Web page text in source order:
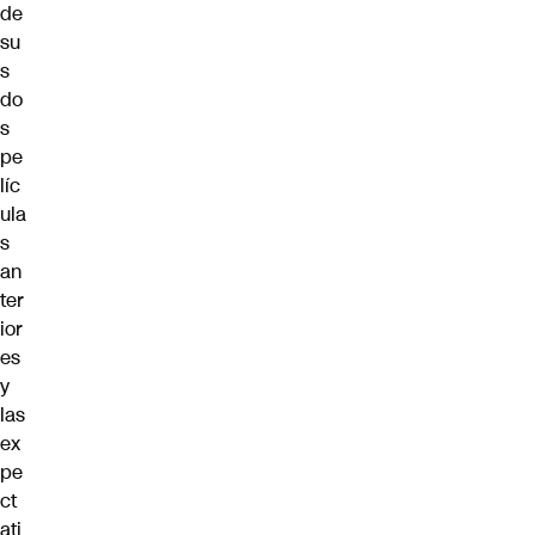
de
su
s
do
s
pe
líc
ula
s
an
ter
ior
es
y
las
ex
pe
ct
ati